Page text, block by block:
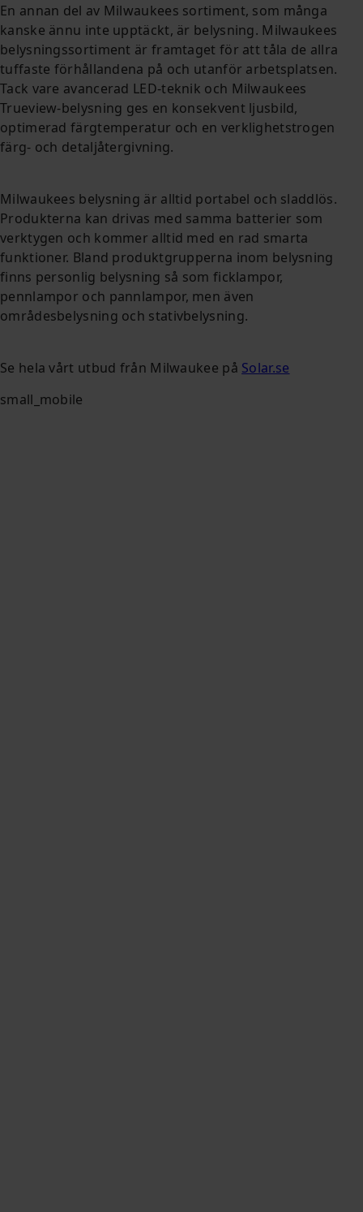
En annan del av Milwaukees sortiment, som många
kanske ännu inte upptäckt, är belysning. Milwaukees
belysningssortiment är framtaget för att tåla de allra
tuffaste förhållandena på och utanför arbetsplatsen.
Tack vare avancerad LED-teknik och Milwaukees
Trueview-belysning ges en konsekvent ljusbild,
optimerad färgtemperatur och en verklighetstrogen
färg- och detaljåtergivning.
Milwaukees belysning är alltid portabel och sladdlös.
Produkterna kan drivas med samma batterier som
verktygen och kommer alltid med en rad smarta
funktioner. Bland produktgrupperna inom belysning
finns personlig belysning så som ficklampor,
pennlampor och pannlampor, men även
områdesbelysning och stativbelysning.
Se hela vårt utbud från Milwaukee på Solar.se